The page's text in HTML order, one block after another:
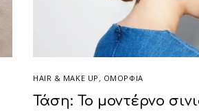
HAIR & MAKE UP , ΟΜΟΡΦΙΑ
Τάση: Το μοντέρνο